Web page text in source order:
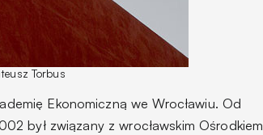
Torbus
Ekonomiczną we Wrocławiu. Od
był związany z wrocławskim Ośrodkiem